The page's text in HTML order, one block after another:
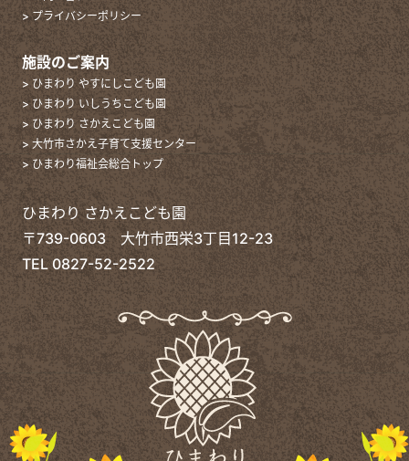
> プライバシーポリシー
施設のご案内
> ひまわり やすにしこども園
> ひまわり いしうちこども園
> ひまわり さかえこども園
> 大竹市さかえ子育て支援センター
> ひまわり福祉会総合トップ
ひまわり さかえこども園
〒739-0603 大竹市西栄3丁目12-23
TEL0827-52-2522